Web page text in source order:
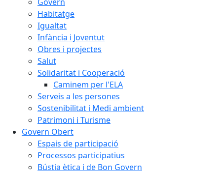
Habitatge
Igualtat
Infància i Joventut
Obres i projectes
Salut
Solidaritat i Cooperació
Caminem per l'ELA
Serveis a les persones
Sostenibilitat i Medi ambient
Patrimoni i Turisme
Govern Obert
Espais de participació
Processos participatius
Bústia ètica i de Bon Govern